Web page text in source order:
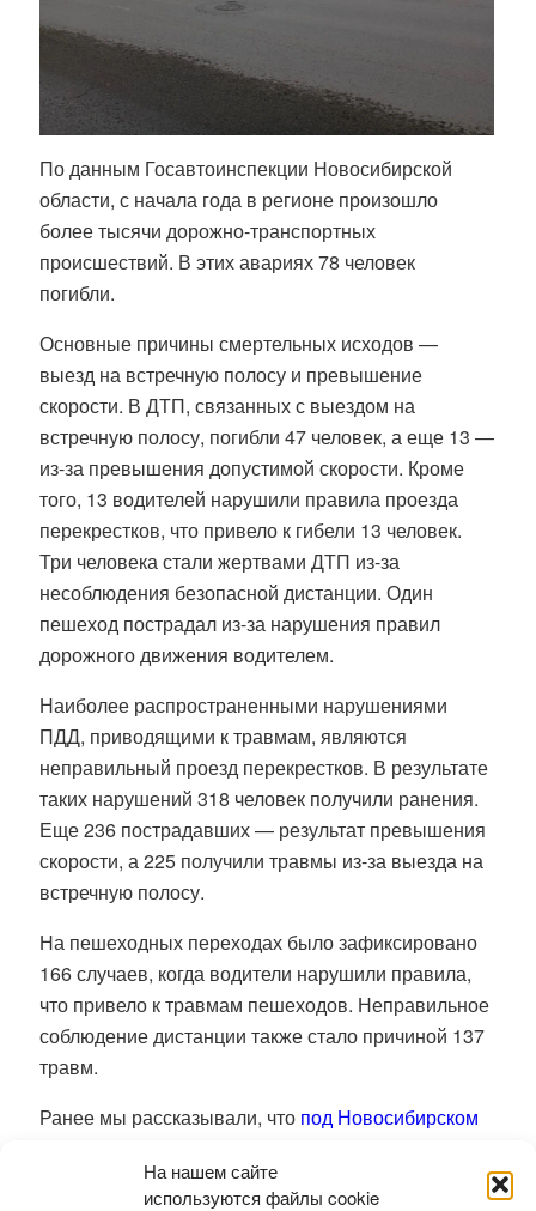
На нашем сайте
используются файлы cookie
По данным Госавтоинспекции Новосибирской
области, с начала года в регионе произошло
более тысячи дорожно-транспортных
происшествий. В этих авариях 78 человек
погибли.
Основные причины смертельных исходов —
выезд на встречную полосу и превышение
скорости. В ДТП, связанных с выездом на
встречную полосу, погибли 47 человек, а еще 13 —
из-за превышения допустимой скорости. Кроме
того, 13 водителей нарушили правила проезда
перекрестков, что привело к гибели 13 человек.
Три человека стали жертвами ДТП из-за
несоблюдения безопасной дистанции. Один
пешеход пострадал из-за нарушения правил
дорожного движения водителем.
Наиболее распространенными нарушениями
ПДД, приводящими к травмам, являются
неправильный проезд перекрестков. В результате
таких нарушений 318 человек получили ранения.
Еще 236 пострадавших — результат превышения
скорости, а 225 получили травмы из-за выезда на
встречную полосу.
На пешеходных переходах было зафиксировано
166 случаев, когда водители нарушили правила,
что привело к травмам пешеходов. Неправильное
соблюдение дистанции также стало причиной 137
травм.
Ранее мы рассказывали, что под Новосибирском
Татьяна Картавых